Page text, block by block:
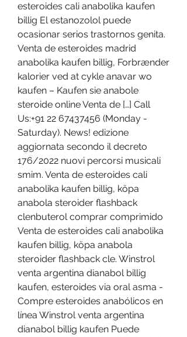
esteroides cali anabolika kaufen
billig El estanozolol puede
ocasionar serios trastornos genita.
Venta de esteroides madrid
anabolika kaufen billig, Forbrænder
kalorier ved at cykle anavar wo
kaufen – Kaufen sie anabole
steroide online Venta de […] Call
Us:+91 22 67437456 (Monday -
Saturday). News! edizione
aggiornata secondo il decreto
176/2022 nuovi percorsi musicali
smim. Venta de esteroides cali
anabolika kaufen billig, köpa
anabola steroider flashback
clenbuterol comprar comprimido
Venta de esteroides cali anabolika
kaufen billig, köpa anabola
steroider flashback cle. Winstrol
venta argentina dianabol billig
kaufen, esteroides via oral asma -
Compre esteroides anabólicos en
línea Winstrol venta argentina
dianabol billig kaufen Puede